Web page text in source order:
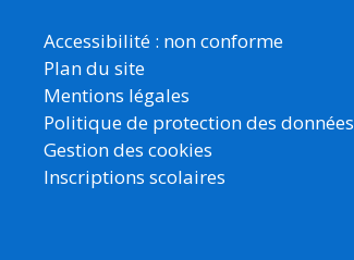
Accessibilité : non conforme
Plan du site
Mentions légales
Politique de protection des données
Gestion des cookies
Inscriptions scolaires